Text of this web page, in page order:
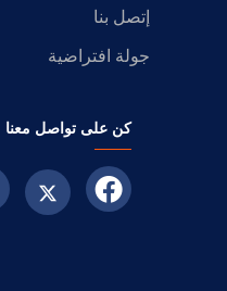
إتصل بنا
جولة افتراضية
كن على تواصل معنا